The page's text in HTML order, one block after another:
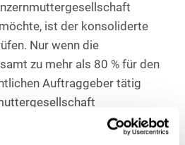
ist der konsoliderte
Nur wenn die
zu mehr als 80 % für den
Auftraggeber tätig
könnten Unternehmen das